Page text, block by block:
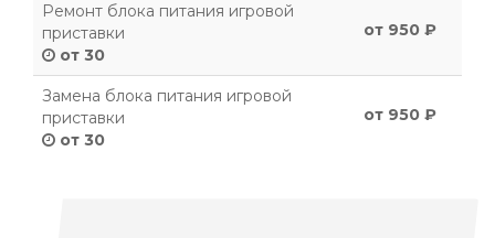
Ремонт блока питания игровой
приставки
от 30
от 950 ₽
Замена блока питания игровой
приставки
от 30
от 950 ₽